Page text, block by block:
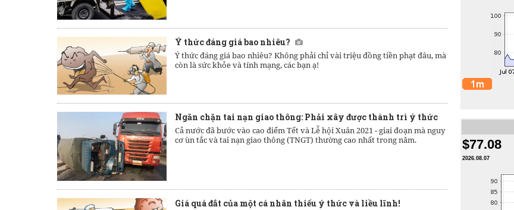
Ý thức đáng giá bao nhiêu?
Ý thức đáng giá bao nhiêu? Không phải chỉ vài triệu đồng tiền phạt đâu, mà
còn là sức khỏe và tính mạng, các bạn ạ!
Ngăn chặn tai nạn giao thông: Phải xây được thành trì ý thức
Cả nước đã bước vào cao điểm Tết và Lễ hội Xuân 2021 - giai đoạn mà nguy
cơ ùn tắc và tai nạn giao thông (TNGT) thường cao nhất trong năm.
Giá quá đắt của một cá nhân thiếu ý thức và liều lĩnh!
$77.08
2026.08.07